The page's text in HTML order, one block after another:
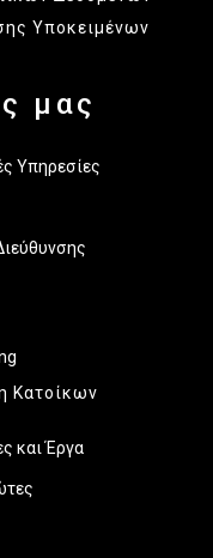
Υποκειμένων
μας
Υπηρεσίες
Κατοίκων
και Έργα